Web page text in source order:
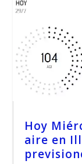
Hoy
aire en